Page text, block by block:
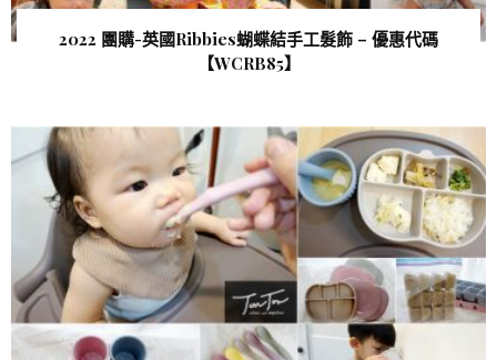
2022 團購-英國Ribbies蝴蝶結手工髮飾 – 優惠代碼
【WCRB85 】